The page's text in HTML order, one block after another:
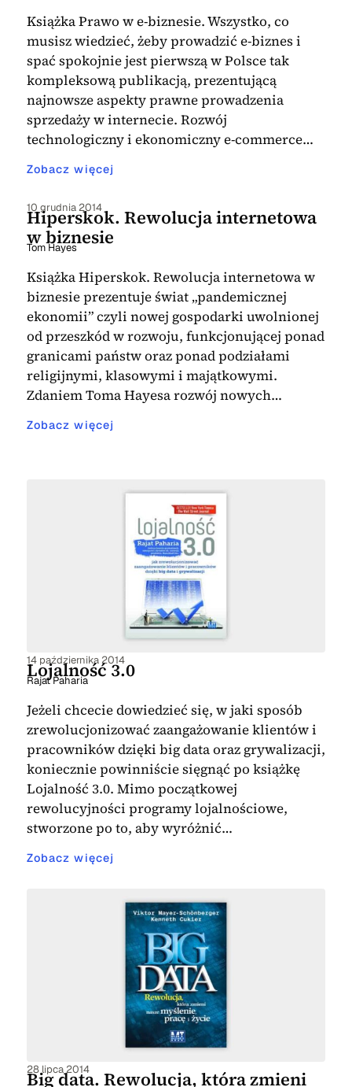
Książka Prawo w e-biznesie. Wszystko, co
musisz wiedzieć, żeby prowadzić e-biznes i
spać spokojnie jest pierwszą w Polsce tak
kompleksową publikacją, prezentującą
najnowsze aspekty prawne prowadzenia
sprzedaży w internecie. Rozwój
technologiczny i ekonomiczny e-commerce…
Zobacz więcej
10 grudnia 2014
Hiperskok. Rewolucja internetowa
w biznesie
Tom Hayes
Książka Hiperskok. Rewolucja internetowa w
biznesie prezentuje świat „pandemicznej
ekonomii” czyli nowej gospodarki uwolnionej
od przeszkód w rozwoju, funkcjonującej ponad
granicami państw oraz ponad podziałami
religijnymi, klasowymi i majątkowymi.
Zdaniem Toma Hayesa rozwój nowych…
Zobacz więcej
14 października 2014
Lojalność 3.0
Rajat Paharia
Jeżeli chcecie dowiedzieć się, w jaki sposób
zrewolucjonizować zaangażowanie klientów i
pracowników dzięki big data oraz grywalizacji,
koniecznie powinniście sięgnąć po książkę
Lojalność 3.0. Mimo początkowej
rewolucyjności programy lojalnościowe,
stworzone po to, aby wyróżnić…
Zobacz więcej
28 lipca 2014
Big data. Rewolucja, która zmieni